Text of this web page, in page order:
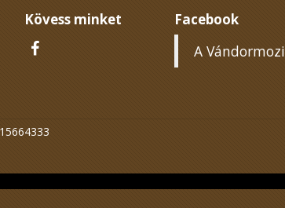
Kövess minket Facebook
A Vándormozi